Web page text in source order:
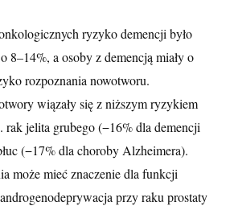
ryzyko demencji było
8–14%, a osoby z demencją miały o
rozpoznania nowotworu.
wiązały się z niższym ryzykiem
rak jelita grubego (−16% dla demencji
(−17% dla choroby Alzheimera).
może mieć znaczenie dla funkcji
przy raku prostaty